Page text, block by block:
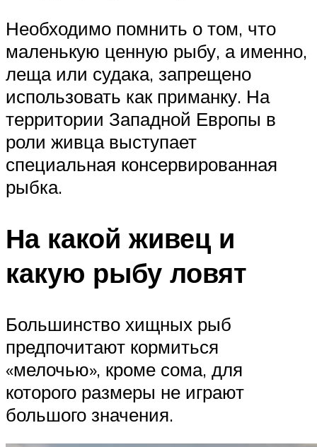
Необходимо помнить о том, что
маленькую ценную рыбу, а именно,
леща или судака, запрещено
использовать как приманку. На
территории Западной Европы в
роли живца выступает
специальная консервированная
рыбка.
На какой живец и
какую рыбу ловят
Большинство хищных рыб
предпочитают кормиться
«мелочью», кроме сома, для
которого размеры не играют
большого значения.